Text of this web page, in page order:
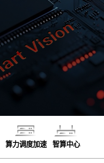
算力调度加速 智算中心